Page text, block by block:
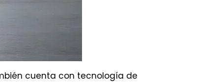
cuenta con tecnología de